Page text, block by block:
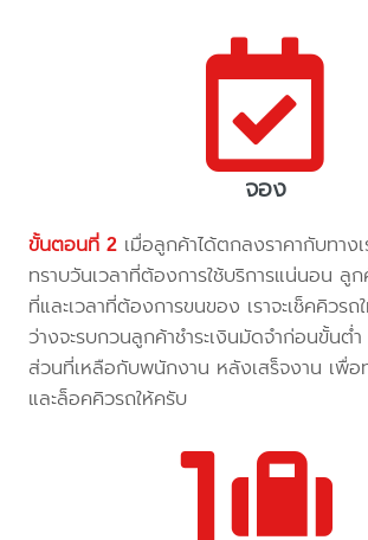
จอง
ขั้นตอนที่ 2 เมื่อลูกค้าได้ตกลงราคากับทาง
ทราบวันเวลาที่ต้องการใช้บริการแน่นอน ลู
ที่และเวลาที่ต้องการขนของ เราจะเช็คคิวร
ว่างจะรบกวนลูกค้าชำระเงินมัดจำก่อนขั้นต่
ส่วนที่เหลือกับพนักงาน หลังเสร็จงาน เพื่อ
และล็อคคิวรถให้ครับ